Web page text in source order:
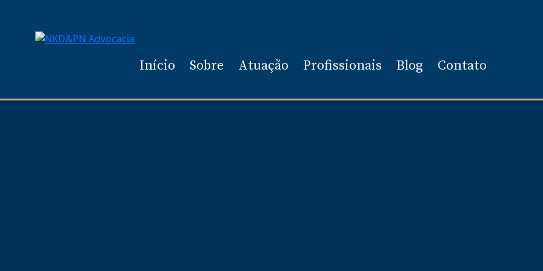
Início Sobre Atuação Profissionais Blog Contato